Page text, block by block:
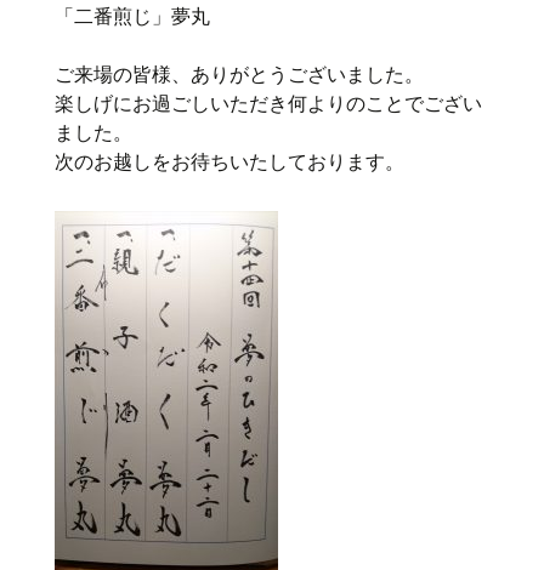
「二番煎じ」夢丸
ご来場の皆様、ありがとうございました。
楽しげにお過ごしいただき何よりのことでござい
ました。
次のお越しをお待ちいたしております。